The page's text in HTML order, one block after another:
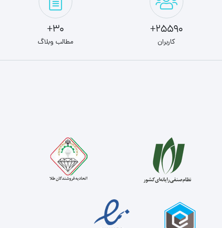
25590+
کاربران
30+
مطالب وبلاگ